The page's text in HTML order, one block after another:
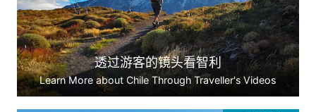
透过游客的镜头看智利
Learn More about Chile Through Traveller's Videos